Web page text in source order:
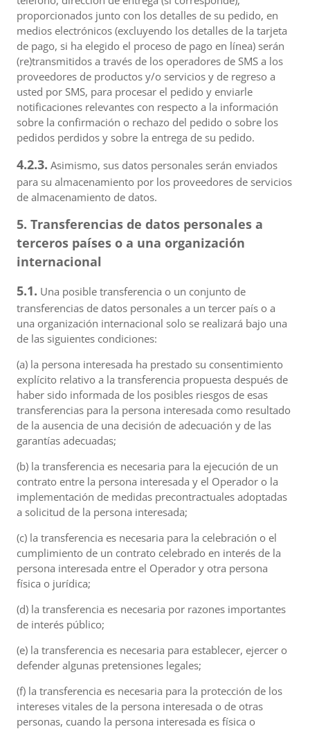
proporcionados junto con los detalles de su pedido, en
medios electrónicos (excluyendo los detalles de la tarjeta
de pago, si ha elegido el proceso de pago en línea) serán
(re)transmitidos a través de los operadores de SMS a los
proveedores de productos y/o servicios y de regreso a
usted por SMS, para procesar el pedido y enviarle
notificaciones relevantes con respecto a la información
sobre la confirmación o rechazo del pedido o sobre los
pedidos perdidos y sobre la entrega de su pedido.
4.2.3. Asimismo, sus datos personales serán enviados
para su almacenamiento por los proveedores de servicios
de almacenamiento de datos.
5. Transferencias de datos personales a
terceros países o a una organización
internacional
5.1. Una posible transferencia o un conjunto de
transferencias de datos personales a un tercer país o a
una organización internacional solo se realizará bajo una
de las siguientes condiciones:
(a) la persona interesada ha prestado su consentimiento
explícito relativo a la transferencia propuesta después de
haber sido informada de los posibles riesgos de esas
transferencias para la persona interesada como resultado
de la ausencia de una decisión de adecuación y de las
garantías adecuadas;
(b) la transferencia es necesaria para la ejecución de un
contrato entre la persona interesada y el Operador o la
implementación de medidas precontractuales adoptadas
a solicitud de la persona interesada;
(c) la transferencia es necesaria para la celebración o el
cumplimiento de un contrato celebrado en interés de la
persona interesada entre el Operador y otra persona
física o jurídica;
(d) la transferencia es necesaria por razones importantes
de interés público;
(e) la transferencia es necesaria para establecer, ejercer o
defender algunas pretensiones legales;
(f) la transferencia es necesaria para la protección de los
intereses vitales de la persona interesada o de otras
personas, cuando la persona interesada es física o